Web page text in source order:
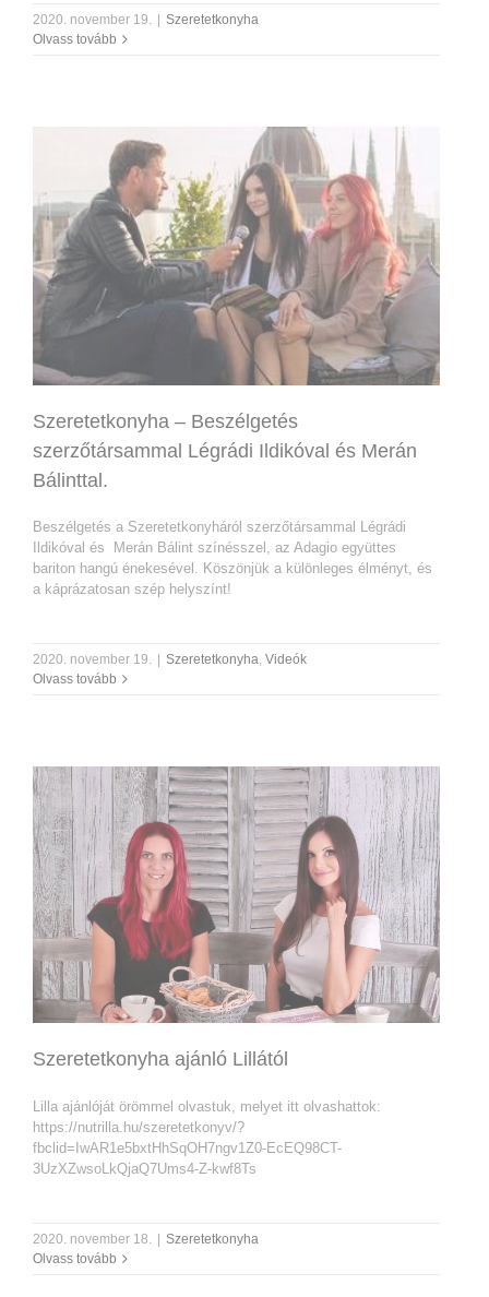
2020. november 19. | Szeretetkonyha
Olvass tovább
Szeretetkonyha – Beszélgetés
szerzőtársammal Légrádi Ildikóval és Merán
Bálinttal.
Beszélgetés a Szeretetkonyháról szerzőtársammal Légrádi
Ildikóval és Merán Bálint színésszel, az Adagio együttes
bariton hangú énekesével. Köszönjük a különleges élményt, és
a káprázatosan szép helyszínt!
2020. november 19. Szeretetkonyha, Videók
Olvass tovább
Szeretetkonyha ajánló Lillától
Lilla ajánlóját örömmel olvastuk, melyet itt olvashattok:
https://nutrilla.hu/szeretetkonyv/?
fbclid=IwAR1e5bxtHhSqOH7ngv1Z0-EcEQ98CT-
3UzXZwsoLkQjaQ7Ums4-Z-kwf8Ts
2020. november 18.
Szeretetkonyha
Olvass tovább